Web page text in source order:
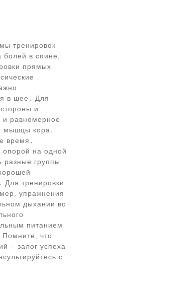
тренировок
в спине,
прямых
в шее․ Для
и
и равномерное
мышцы кора․
время․
опорой на одной
разные группы
Для тренировки
упражнения
дыхании во
питанием
Помните, что
– залог успеха
с